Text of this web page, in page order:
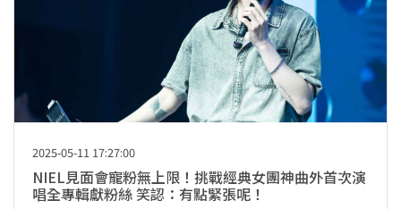
2025-05-11 17:27:00
NIEL見面會寵粉無上限！挑戰經典女團神曲外首次演
唱全專輯獻粉絲 笑認：有點緊張呢！